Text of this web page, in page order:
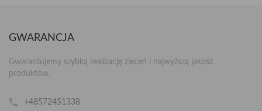
GWARANCJA
Gwarantujemy szybką realizację zleceń i najwyższą jakość
produktów.
+48572451338